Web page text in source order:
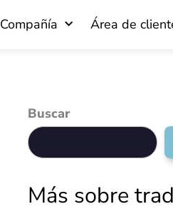
Compañía Área de
Buscar
Más sobre